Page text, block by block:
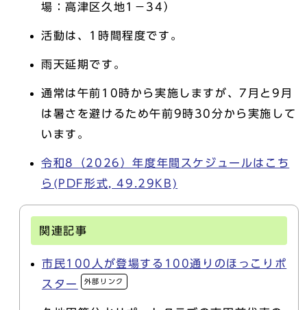
場：高津区久地1－34）
活動は、1時間程度です。
雨天延期です。
通常は午前10時から実施しますが、7月と9月
は暑さを避けるため午前9時30分から実施して
います。
令和8（2026）年度年間スケジュールはこち
ら(PDF形式, 49.29KB)
関連記事
市民100人が登場する100通りのほっこりポ
スター
外部リンク